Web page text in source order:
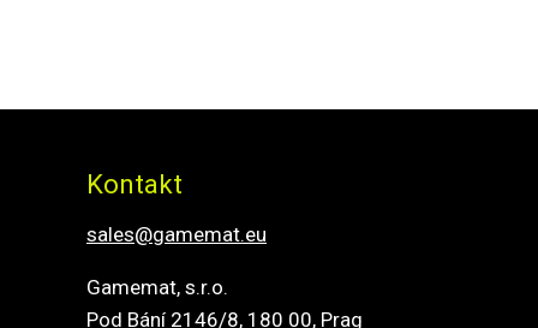
Kontakt
sales@gamemat.eu
Gamemat, s.r.o.
Pod Bání 2146/8, 180 00, Prag